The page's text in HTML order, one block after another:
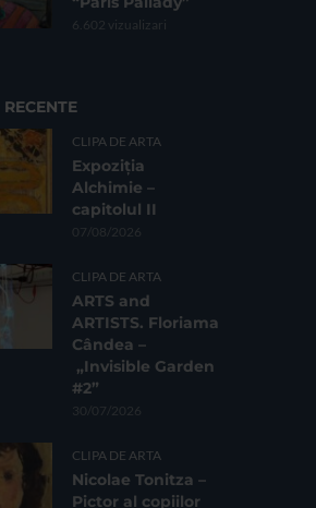
6.602 vizualizari
CLIPA DE ARTA
Expoziția
Alchimie –
capitolul II
07/08/2026
CLIPA DE ARTA
ARTS and
ARTISTS. Floriama
Cândea –
„Invisible Garden
#2”
30/07/2026
CLIPA DE ARTA
Nicolae Tonitza –
Pictor al copiilor